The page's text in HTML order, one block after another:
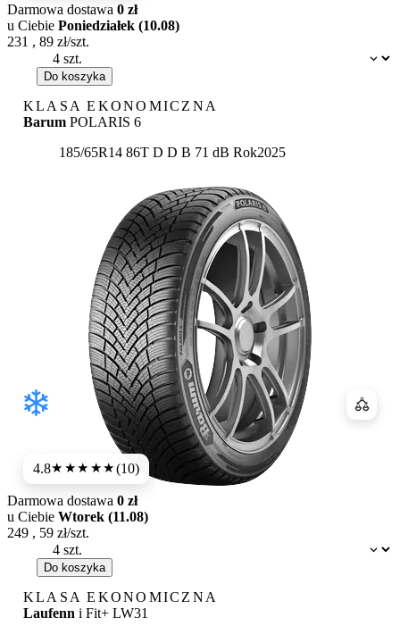
Dostępność:
Darmowa dostawa 0 zł
u Ciebie Poniedziałek (10.08)
231 , 89 zł/szt.
Do koszyka
KLASA EKONOMICZNA
Barum POLARIS 6
185/65R14 86T Etykieta:
D D B 71 dB Rok2025
4.8★★★★★(10)
Dostępność:
Darmowa dostawa 0 zł
u Ciebie Wtorek (11.08)
249 , 59 zł/szt.
Do koszyka
KLASA EKONOMICZNA
Laufenn i Fit+ LW31